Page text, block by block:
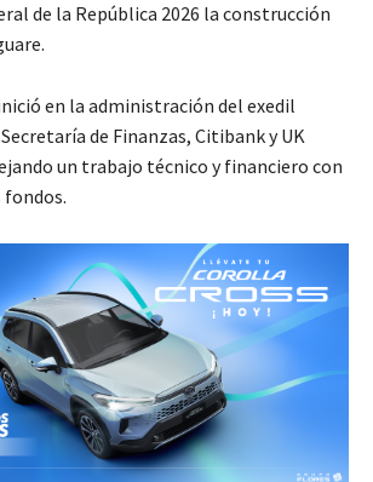
de la República 2026 la construcción
en la administración del exedil
de Finanzas, Citibank y UK
un trabajo técnico y financiero con